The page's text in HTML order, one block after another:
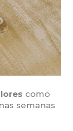
como
semanas